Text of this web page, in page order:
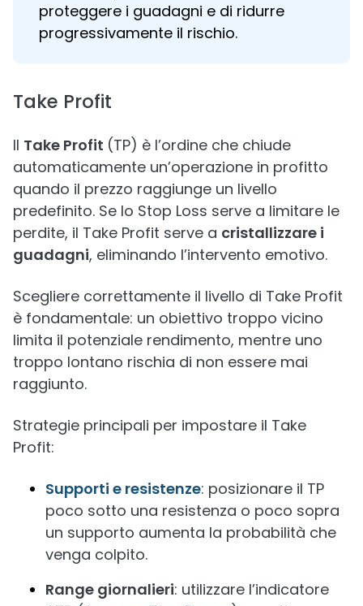
proteggere i guadagni e di ridurre
progressivamente il rischio.
Take Profit
Il Take Profit (TP) è l’ordine che chiude
automaticamente un’operazione in profitto
quando il prezzo raggiunge un livello
predefinito. Se lo Stop Loss serve a limitare le
perdite, il Take Profit serve a cristallizzare i
guadagni, eliminando l’intervento emotivo.
Scegliere correttamente il livello di Take Profit
è fondamentale: un obiettivo troppo vicino
limita il potenziale rendimento, mentre uno
troppo lontano rischia di non essere mai
raggiunto.
Strategie principali per impostare il Take
Profit:
Supporti e resistenze: posizionare il TP
poco sotto una resistenza o poco sopra
un supporto aumenta la probabilità che
venga colpito.
Range giornalieri: utilizzare l’indicatore